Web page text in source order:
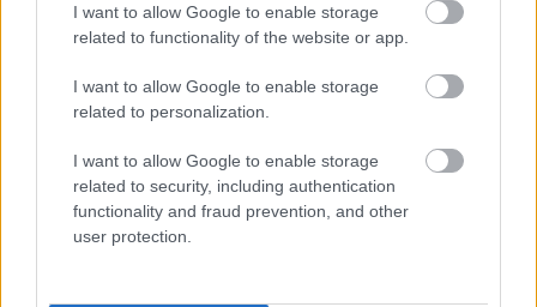
I want to allow Google to enable storage
related to functionality of the website or app.
I want to allow Google to enable storage
related to personalization.
I want to allow Google to enable storage
related to security, including authentication
functionality and fraud prevention, and other
user protection.
amikor autójavítással szembesül. Bár még mindig
lesz költség, most már biztos lehet benne, hogy a
labda az Ön kezében van. Nem kell többé aggódnia
a következő lépés miatt; ehelyett Ön fogja átvenni az
irányítást, amikor az autójavításról van szó.
karácsonyi virágcsokor, virágrendelés
online, ballagási csokrok 2018, levendula
virágcsokor, ballagási virágcsokrok, virág